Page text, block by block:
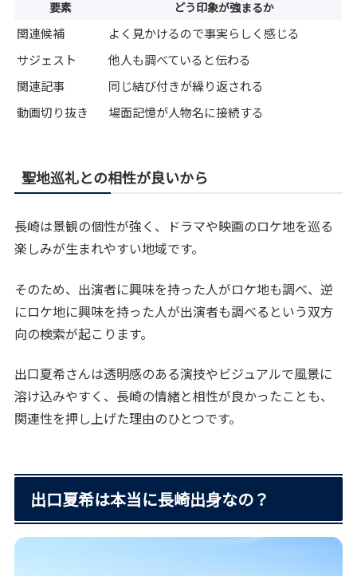
要素 どう印象が強まるか
関連候補
よく見かけるので事実らしく感じる
サジェスト
他人も調べていると伝わる
関連記事
同じ結び付きが繰り返される
動画切り抜き
場面記憶が人物名に接続する
聖地巡礼との相性が良いから
長崎は景観の個性が強く、ドラマや映画のロケ地を巡る
楽しみが生まれやすい地域です。
そのため、出演者に興味を持った人がロケ地も調べ、逆
にロケ地に興味を持った人が出演者も調べるという双方
向の検索が起こります。
出口夏希さんは透明感のある演技やビジュアルで風景に
溶け込みやすく、長崎の情緒と相性が良かったことも、
関連性を押し上げた理由のひとつです。
出口夏希は本当に長崎出身なの？